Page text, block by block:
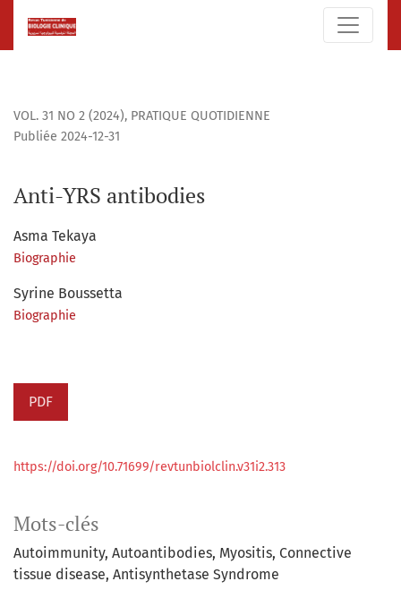
VOL. 31 NO 2 (2024), PRATIQUE QUOTIDIENNE
Anti-YRS antibodies
Publiée 2024-12-31
Asma Tekaya
Biographie
Syrine Boussetta
Biographie
PDF
Mots-clés
Autoimmunity Autoantibodies Myositis Connective
tissue disease Antisynthetase Syndrome
https://doi.org/10.71699/revtunbiolclin.v31i2.313